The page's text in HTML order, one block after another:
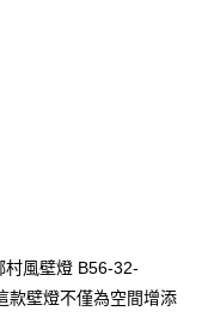
村風壁燈 B56-32-
款壁燈不僅為空間增添